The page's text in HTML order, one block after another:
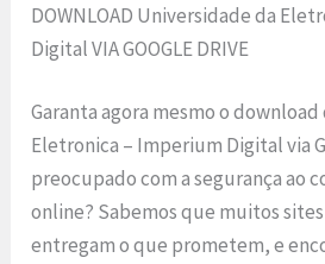
DOWNLOAD Universidade da
Digital VIA GOOGLE DRIVE
Garanta agora mesmo o
Eletronica – Imperium Digital via
preocupado com a segurança ao
online? Sabemos que muitos
entregam o que prometem, e